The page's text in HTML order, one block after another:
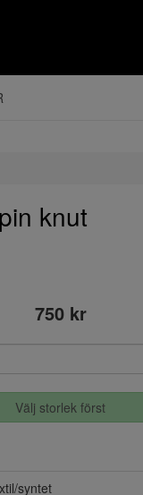
knut
750 kr
Välj storlek först
syntet